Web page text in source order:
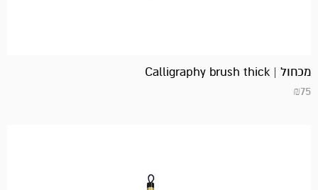
מכחול | Calligraphy brush thick
₪75